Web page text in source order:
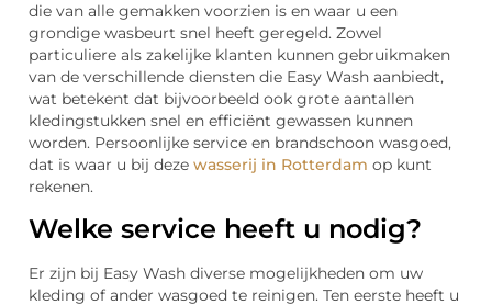
die van alle gemakken voorzien is en waar u een
grondige wasbeurt snel heeft geregeld. Zowel
particuliere als zakelijke klanten kunnen gebruikmaken
van de verschillende diensten die Easy Wash aanbiedt,
wat betekent dat bijvoorbeeld ook grote aantallen
kledingstukken snel en efficiënt gewassen kunnen
worden. Persoonlijke service en brandschoon wasgoed,
dat is waar u bij deze wasserij in Rotterdam op kunt
rekenen.
Welke service heeft u nodig?
Er zijn bij Easy Wash diverse mogelijkheden om uw
kleding of ander wasgoed te reinigen. Ten eerste heeft u